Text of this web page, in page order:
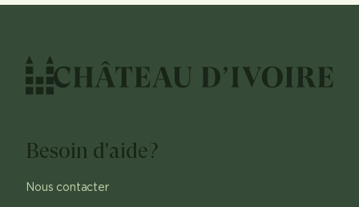
Besoin d'aide?
Nous contacter